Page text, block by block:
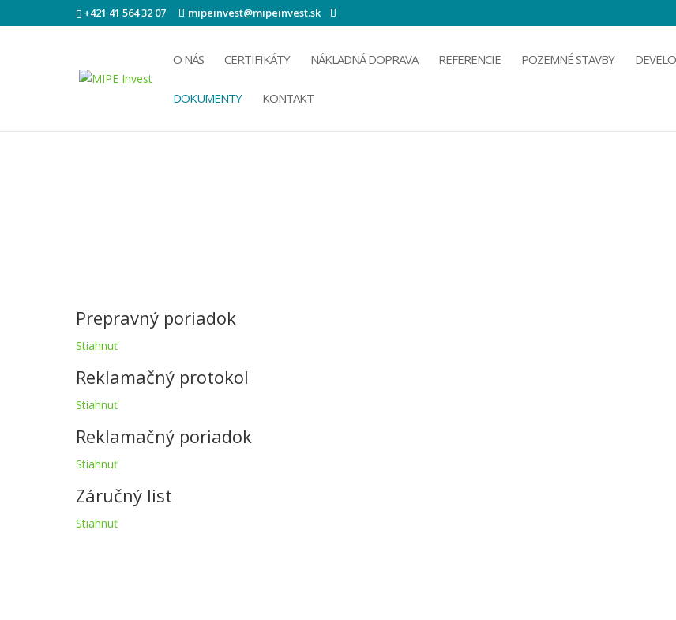
+421 41 564 32 07 mipeinvest@mipeinvest.sk
O NÁS CERTIFIKÁTY NÁKLADNÁ DOPRAVA REFERENCIE POZEMNÉ STAVBY
DOKUMENTY KONTAKT
Prepravný poriadok
Stiahnuť
Reklamačný protokol
Stiahnuť
Reklamačný poriadok
Stiahnuť
Záručný list
Stiahnuť